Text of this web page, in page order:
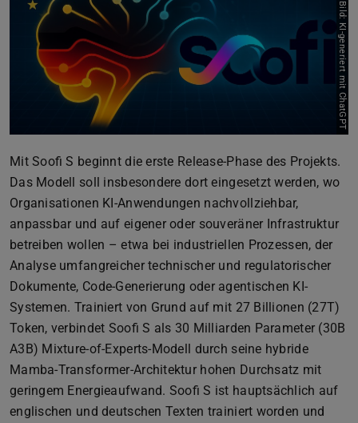
Bild: KI-generiert mit ChatGPT
Mit Soofi S beginnt die erste Release-Phase des Projekts.
Das Modell soll insbesondere dort eingesetzt werden, wo
Organisationen KI-Anwendungen nachvollziehbar,
anpassbar und auf eigener oder souveräner Infrastruktur
betreiben wollen – etwa bei industriellen Prozessen, der
Analyse umfangreicher technischer und regulatorischer
Dokumente, Code-Generierung oder agentischen KI-
Systemen. Trainiert von Grund auf mit 27 Billionen (27T)
Token, verbindet Soofi S als 30 Milliarden Parameter (30B
A3B) Mixture-of-Experts-Modell durch seine hybride
Mamba-Transformer-Architektur hohen Durchsatz mit
geringem Energieaufwand. Soofi S ist hauptsächlich auf
englischen und deutschen Texten trainiert worden und